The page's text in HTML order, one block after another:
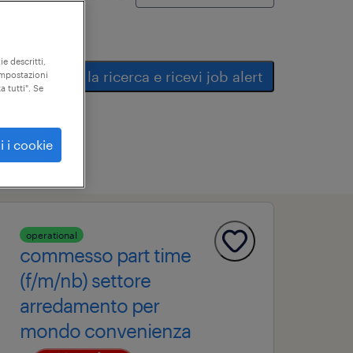
salva la ricerca e ricevi job alert
operational
commesso part time
(f/m/nb) settore
arredamento per
mondo convenienza
descritti,
tutti". Se
i cookie